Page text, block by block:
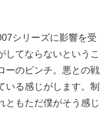
シリーズに影響を受
してならないというこ
ーのピンチ。悪との戦
いる感じがします。制
ともただ僕がそう感じ